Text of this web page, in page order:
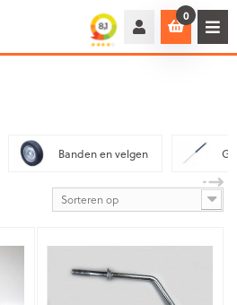
0
Banden en velgen
Sorteren op